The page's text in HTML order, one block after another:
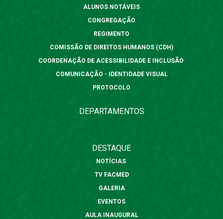
ALUNOS NOTÁVEIS
CONGREGAÇÃO
REGIMENTO
COMISSÃO DE DIREITOS HUMANOS (CDH)
COORDENAÇÃO DE ACESSIBILIDADE E INCLUSÃO
COMUNICAÇÃO - IDENTIDADE VISUAL
PROTOCOLO
DEPARTAMENTOS
DESTAQUE
NOTÍCIAS
TV FACMED
GALERIA
EVENTOS
AULA INAUGURAL